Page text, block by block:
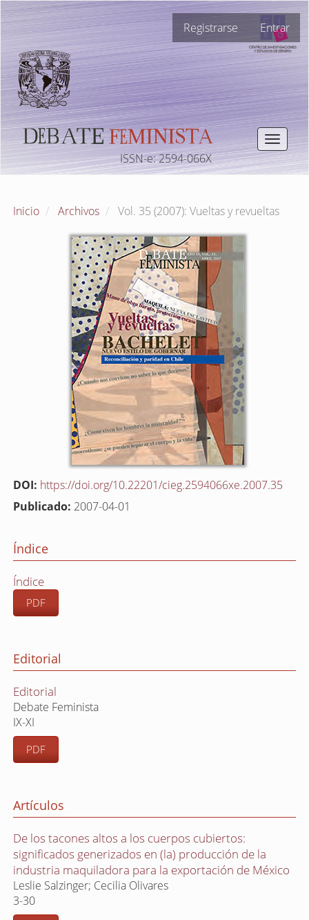
Navegación
principal
Contenido
principal
Barra
lateral
Registrarse Entrar
Toggle
ISSN-e: 2594-066X
Inicio Archivos Vol. 35 (2007): Vueltas y revueltas
DOI: https://doi.org/10.22201/cieg.2594066xe.2007.35
Publicado: 2007-04-01
Índice
Índice
PDF
Editorial
Editorial
Debate Feminista
IX-XI
PDF
Artículos
De los tacones altos a los cuerpos cubiertos:
significados generizados en (la) producción de la
industria maquiladora para la exportación de México
Leslie Salzinger; Cecilia Olivares
3-30